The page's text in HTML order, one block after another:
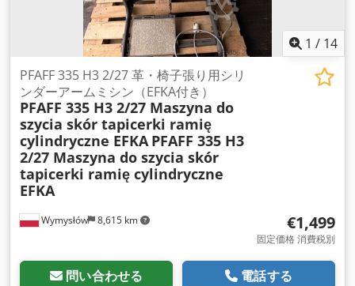
1 / 14
Wymysłów 8,615 km
PFAFF 335 H3 2/27 革・椅子張り用シリ
ンダーアームミシン（EFKA付き）
PFAFF 335 H3 2/27 Maszyna do
szycia skór tapicerki ramię
cylindryczne EFKA PFAFF 335 H3
2/27 Maszyna do szycia skór
tapicerki ramię cylindryczne
EFKA
€1,499
固定価格 消費税別
問い合わせる 電話する